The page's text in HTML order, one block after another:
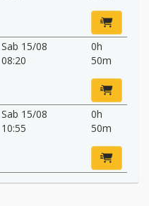
Sab 15/08
08:20
0h
50m
Sab 15/08
10:55
0h
50m